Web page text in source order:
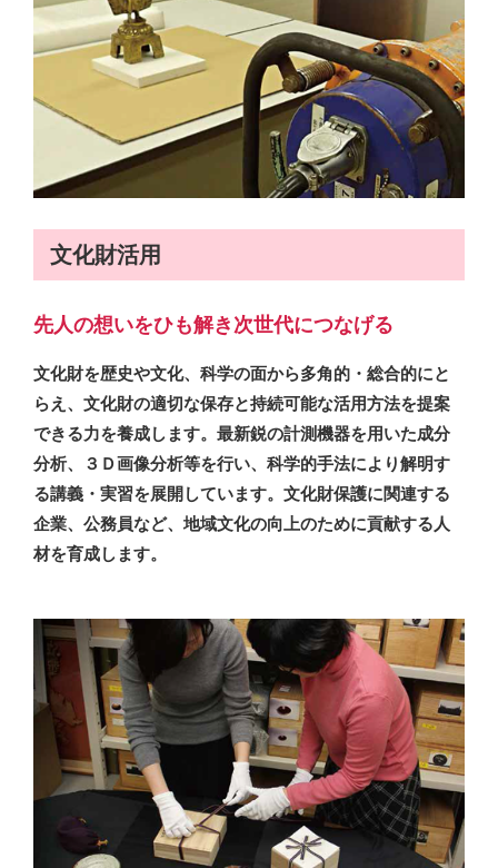
文化財活用
先人の想いをひも解き次世代につなげる
文化財を歴史や文化、科学の面から多角的・総合的にと
らえ、文化財の適切な保存と持続可能な活用方法を提案
できる力を養成します。最新鋭の計測機器を用いた成分
分析、３Ｄ画像分析等を行い、科学的手法により解明す
る講義・実習を展開しています。文化財保護に関連する
企業、公務員など、地域文化の向上のために貢献する人
材を育成します。